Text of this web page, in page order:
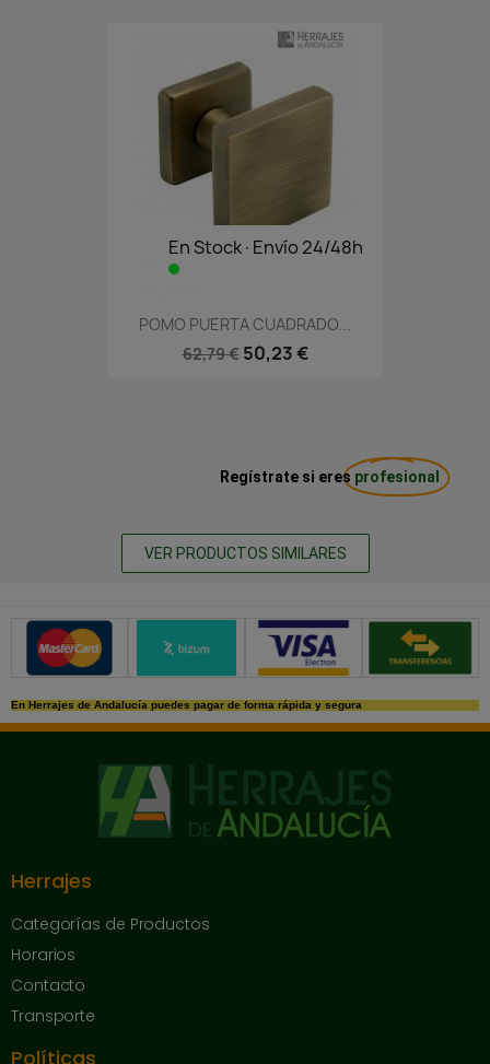
En Stock·Envío 24/48h
POMO PUERTA CUADRADO...
62,79 € 50,23 €
Regístrate si eres profesional
VER PRODUCTOS SIMILARES
Métodos de pago seguros
En Herrajes de Andalucía puedes pagar de forma rápida y segura
Herrajes
Categorías de Productos
Horarios
Contacto
Transporte
Políticas